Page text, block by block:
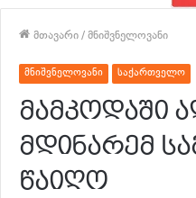
მთავარი/მნიშვნელოვანი
მნიშვნელოვანი საქართველო
მამკოდაში
მდინარემ
წაიღო